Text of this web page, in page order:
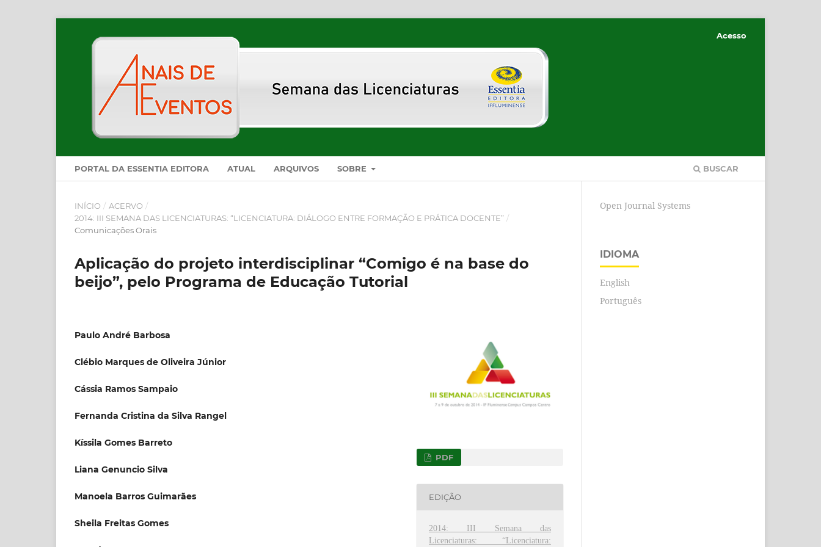
PORTAL DA ESSENTIA EDITORA ATUAL ARQUIVOS SOBRE BUSCAR
Acesso
INÍCIO / ACERVO /
2014: III SEMANA DAS LICENCIATURAS: “LICENCIATURA: DIÁLOGO ENTRE FORMAÇÃO E PRÁTICA DOCENTE” /
Comunicações Orais
Aplicação do projeto interdisciplinar “Comigo é na base do
beijo”, pelo Programa de Educação Tutorial
Paulo André Barbosa
Clébio Marques de Oliveira Júnior
Cássia Ramos Sampaio
Fernanda Cristina da Silva Rangel
Kíssila Gomes Barreto
Liana Genuncio Silva
Manoela Barros Guimarães
Sheila Freitas Gomes
PDF
EDIÇÃO
2014: III Semana das
Licenciaturas: “Licenciatura:
Open Journal Systems
IDIOMA
English
Português